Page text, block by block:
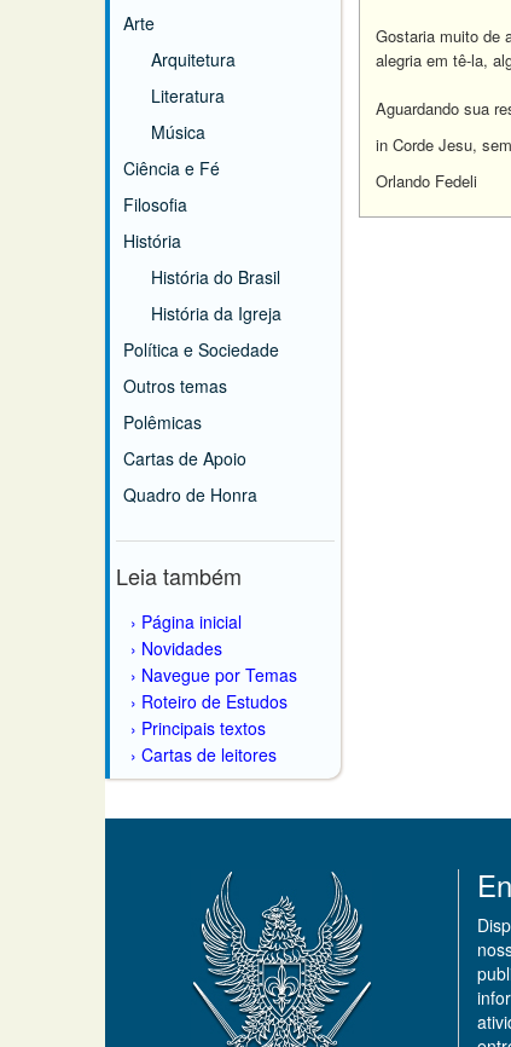
Arte
Arquitetura
Literatura
Música
Ciência e Fé
Filosofia
História
História do Brasil
História da Igreja
Política e Sociedade
Outros temas
Polêmicas
Cartas de Apoio
Quadro de Honra
Leia também
Página inicial
Novidades
Navegue por Temas
Roteiro de Estudos
Principais textos
Cartas de leitores
Gostaria muito de
alegria em tê-la,
Aguardando sua
in Corde Jesu,
Orlando Fedeli